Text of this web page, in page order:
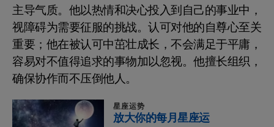
主导气质。他以热情和决心投入到自己的事业中，
视障碍为需要征服的挑战。认可对他的自尊心至关
重要；他在被认可中茁壮成长，不会满足于平庸，
容易对不值得追求的事物加以忽视。他擅长组织，
确保协作而不压倒他人。
星座运势
放大你的每月星座运